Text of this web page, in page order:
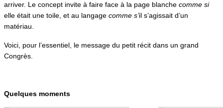
arriver. Le concept invite à faire face à la page blanche comme si
elle était une toile, et au langage comme s’il s’agissait d’un
matériau.
Voici, pour l’essentiel, le message du petit récit dans un grand
Congrès.
Quelques moments